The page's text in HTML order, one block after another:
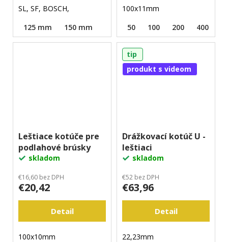
SL, SF, BOSCH,
125 mm
150 mm
100x11mm
50
100 200 400
Leštiace kotúče pre
podlahové brúsky
skladom
€16,60 bez DPH
€20,42
Detail
100x10mm
tip
produkt s videom
Drážkovací kotúč U -
leštiaci
skladom
€52 bez DPH
€63,96
Detail
22,23mm